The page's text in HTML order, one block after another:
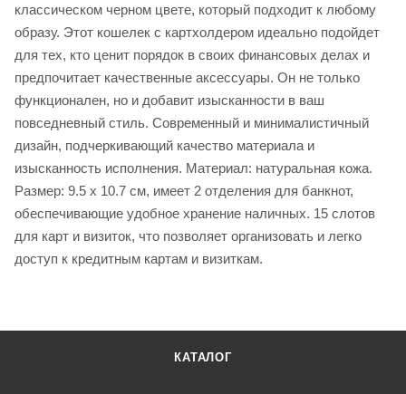
классическом черном цвете, который подходит к любому
образу. Этот кошелек с картхолдером идеально подойдет
для тех, кто ценит порядок в своих финансовых делах и
предпочитает качественные аксессуары. Он не только
функционален, но и добавит изысканности в ваш
повседневный стиль. Современный и минималистичный
дизайн, подчеркивающий качество материала и
изысканность исполнения. Материал: натуральная кожа.
Размер: 9.5 х 10.7 см, имеет 2 отделения для банкнот,
обеспечивающие удобное хранение наличных. 15 слотов
для карт и визиток, что позволяет организовать и легко
доступ к кредитным картам и визиткам.
КАТАЛОГ